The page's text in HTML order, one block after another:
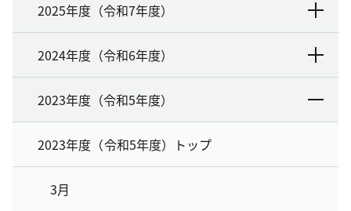
2025年度（令和7年度）
2024年度（令和6年度）
2023年度（令和5年度）
2023年度（令和5年度）トップ
3月